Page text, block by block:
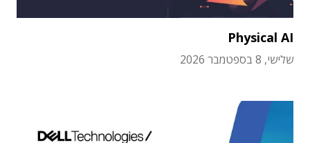
Physical AI
שלישי, 8 בספטמבר 2026